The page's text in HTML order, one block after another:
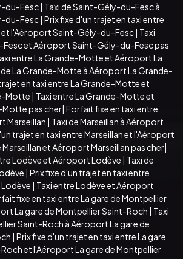
du-Fesc| Taxi de Saint-Gély-du-Fesc à
du-Fesc| Prix fixe d'un trajet en taxi entre
l'Aéroport Saint-Gély-du-Fesc| Taxi
et Aéroport Saint-Gély-du-Fesc pas
entre La Grande-Motte et Aéroport La
de La Grande-Motte à Aéroport La Grande-
en taxi entre La Grande-Motte et
Motte | Taxi entre La Grande-Motte et
pas cher| Forfait fixe en taxi entre
Marseillan | Taxi de Marseillan à Aéroport
trajet en taxi entre Marseillan et l'Aéroport
Marseillan et Aéroport Marseillan pas cher|
Lodève et Aéroport Lodève | Taxi de
| Prix fixe d'un trajet en taxi entre
| Taxi entre Lodève et Aéroport
fixe en taxi entre La gare de Montpellier
La gare de Montpellier Saint-Roch | Taxi
Saint-Roch à Aéroport La gare de
| Prix fixe d'un trajet en taxi entre La gare
et l'Aéroport La gare de Montpellier